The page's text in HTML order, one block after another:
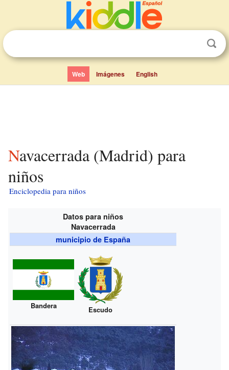
Web Imágenes English
Navacerrada (Madrid) para
niños
Enciclopedia para niños
Datos para niños
Navacerrada
municipio de España
Bandera Escudo